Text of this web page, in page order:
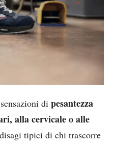
di pesantezza
alla cervicale o alle
tipici di chi trascorre